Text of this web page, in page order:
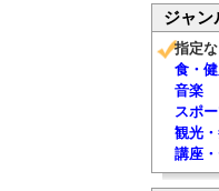
ジャン
指定
食・
音楽
スポ
観光
講座